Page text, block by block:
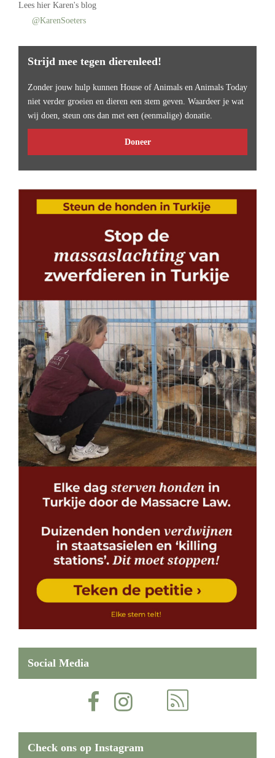
Lees hier Karen's blog
@KarenSoeters
Strijd mee tegen dierenleed!
Zonder jouw hulp kunnen House of Animals en Animals Today
niet verder groeien en dieren een stem geven. Waardeer je wat
wij doen, steun ons dan met een (eenmalige) donatie.
Doneer
Social Media
Check ons op Instagram